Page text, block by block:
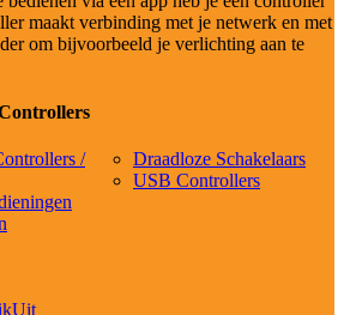
maakt verbinding met je netwerk en met
om bijvoorbeeld je verlichting aan te
/
Draadloze Schakelaars
USB Controllers